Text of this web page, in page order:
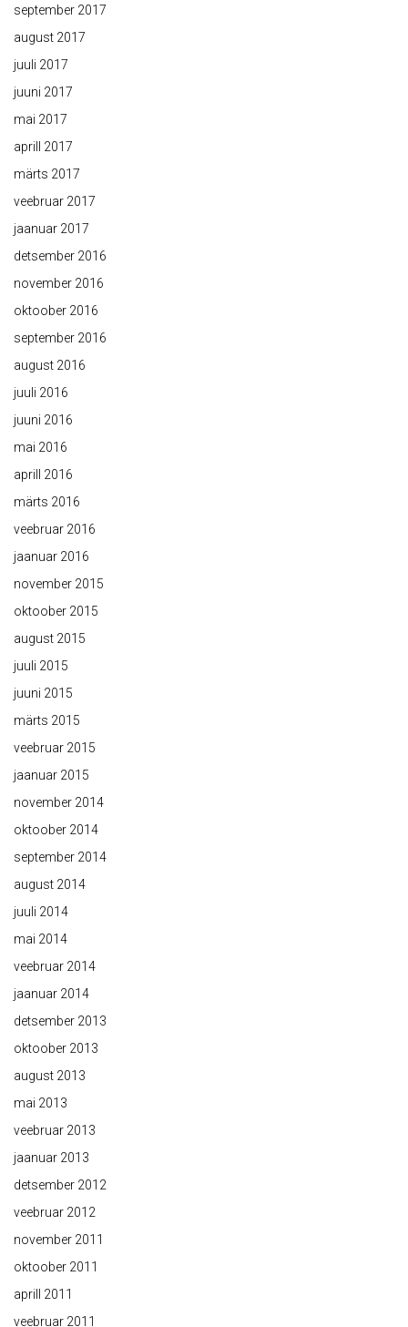
september 2017
august 2017
juuli 2017
juuni 2017
mai 2017
aprill 2017
märts 2017
veebruar 2017
jaanuar 2017
detsember 2016
november 2016
oktoober 2016
september 2016
august 2016
juuli 2016
juuni 2016
mai 2016
aprill 2016
märts 2016
veebruar 2016
jaanuar 2016
november 2015
oktoober 2015
august 2015
juuli 2015
juuni 2015
märts 2015
veebruar 2015
jaanuar 2015
november 2014
oktoober 2014
september 2014
august 2014
juuli 2014
mai 2014
veebruar 2014
jaanuar 2014
detsember 2013
oktoober 2013
august 2013
mai 2013
veebruar 2013
jaanuar 2013
detsember 2012
veebruar 2012
november 2011
oktoober 2011
aprill 2011
veebruar 2011